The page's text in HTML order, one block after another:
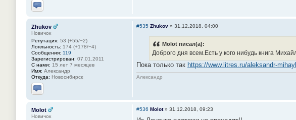
Отправить личное сообщение
Zhukov
Новичок
Репутация: 53 (+55/−2)
Лояльность: 174 (+178/−4)
Сообщения: 119
Зарегистрирован: 07.01.2011
С нами: 15 лет 7 месяцев
Имя: Александр
Откуда: Новосибирск
Отправить личное сообщение
#535 Zhukov » 31.12.2018, 04:00
Molot писал(а):
Доброго дня всем.Есть у кого нибудь книга
Пока только так https://www.litres.ru/aleksandr-
Александр
Molot
Новичок
#536 Molot» 31.12.2018, 09:23